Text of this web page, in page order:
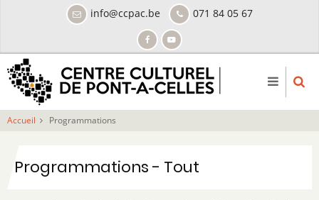
principal
info@ccpac.be 071 84 05 67
Accueil Programmations
Programmations - Tout